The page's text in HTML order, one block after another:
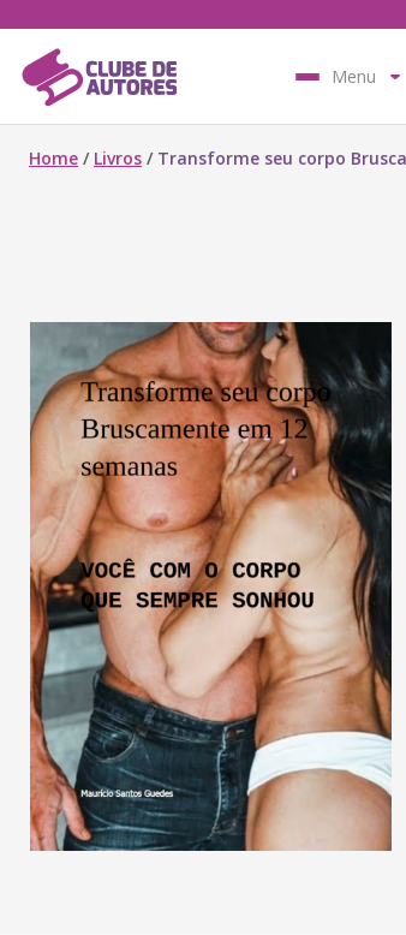
Menu
Home / Livros / Transforme seu corpo